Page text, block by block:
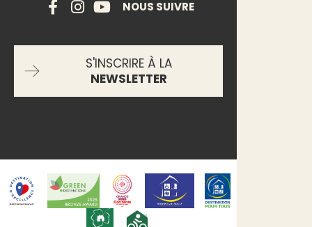
NOUS SUIVRE
S'INSCRIRE À LA
NEWSLETTER